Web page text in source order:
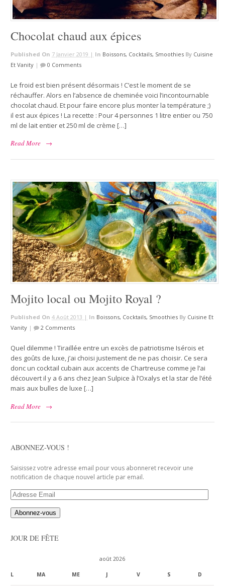
Chocolat chaud aux épices
Published On 7 Janvier 2019 | In Boissons, Cocktails, Smoothies By Cuisine
Et Vanity | 0 Comments
Le froid est bien présent désormais ! C’est le moment de se
réchauffer. Alors en l’absence de cheminée voici l’incontournable
chocolat chaud. Et pour faire encore plus monter la température ;)
il est aux épices ! La recette : Pour 4 personnes 1 litre entier ou 750
ml de lait entier et 250 ml de crème […]
Read More
→
Mojito local ou Mojito Royal ?
Published On4 Août 2013 | In Boissons, Cocktails, Smoothies By Cuisine Et
Vanity | 2 Comments
Quel dilemme ! Tiraillée entre un excès de patriotisme Isérois et
des goûts de luxe, j’ai choisi justement de ne pas choisir. Ce sera
donc un cocktail cubain aux accents de Chartreuse comme je l’ai
découvert il y a 6 ans chez Jean Sulpice à l’Oxalys et la star de l’été
mais aux bulles de luxe […]
Read More
→
ABONNEZ-VOUS !
Saisissez votre adresse email pour vous abonneret recevoir une
notification de chaque nouvel article par email.
Adresse
Email
JOUR DE FÊTE
août 2026
L MA ME J V S D